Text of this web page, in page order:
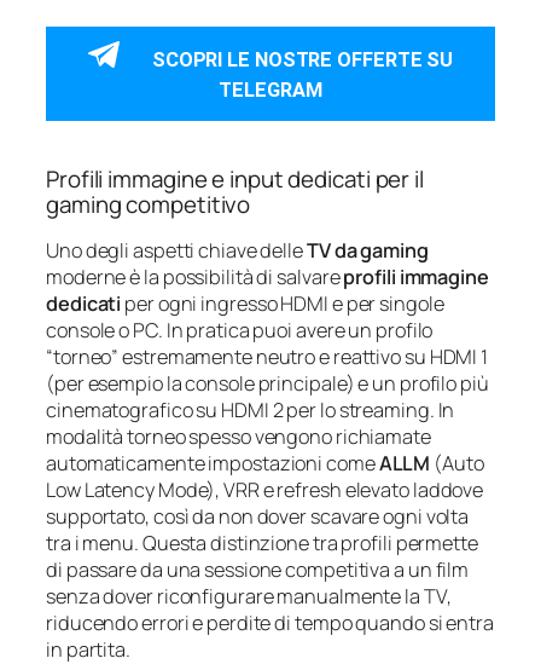
SCOPRI LE NOSTRE OFFERTE SU
TELEGRAM
Profili immagine e input dedicati per il
gaming competitivo
Uno degli aspetti chiave delleTV da gaming
moderne è la possibilità di salvareprofili immagine
dedicati per ogni ingresso HDMI e per singole
console o PC. In pratica puoi avere un profilo
“torneo” estremamente neutro e reattivo su HDMI 1
(per esempio la console principale) e un profilo più
cinematografico su HDMI 2 per lo streaming. In
modalità torneo spesso vengono richiamate
automaticamente impostazioni comeALLM (Auto
Low Latency Mode), VRR e refresh elevato laddove
supportato, così da non dover scavare ogni volta
tra i menu. Questa distinzione tra profili permette
di passare da una sessione competitiva a un film
senza dover riconfigurare manualmente la TV,
riducendo errori e perdite di tempo quando si entra
in partita.